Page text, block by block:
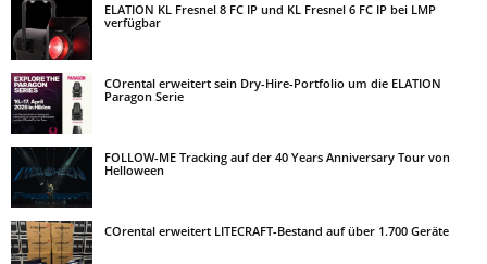
ELATION KL Fresnel 8 FC IP und KL Fresnel 6 FC IP bei LMP
verfügbar
COrental erweitert sein Dry-Hire-Portfolio um die ELATION
Paragon Serie
FOLLOW-ME Tracking auf der 40 Years Anniversary Tour von
Helloween
COrental erweitert LITECRAFT-Bestand auf über 1.700 Geräte